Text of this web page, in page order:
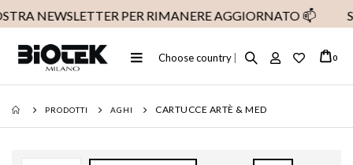
NEWSLETTER PER RIMANERE AGGIORNATO📫
Toggle
Nav
Choose country Cart
0
PRODOTTI AGHI CARTUCCE ARTÈ & MED